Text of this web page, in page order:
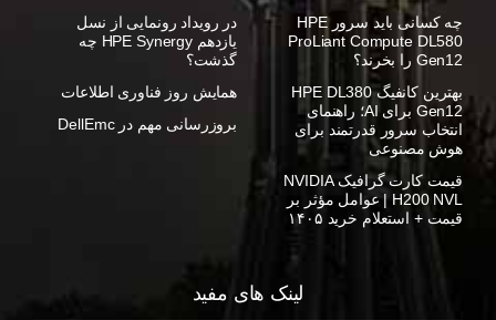
چه کسانی باید سرور HPE
ProLiant Compute DL580
Gen12 را بخرند؟
بهترین کانفیگ HPE DL380
Gen12 برای AI؛ راهنمای
انتخاب سرور قدرتمند برای
هوش مصنوعی
قیمت کارت گرافیک NVIDIA
H200 NVL | عوامل مؤثر بر
قیمت + استعلام خرید ۱۴۰۵
در رویداد رونمایی از نسل
یازدهم HPE Synergy چه
گذشت؟
همایش روز فناوری اطلاعات
بروزرسانی مهم در DellEmc
لینک های مفید